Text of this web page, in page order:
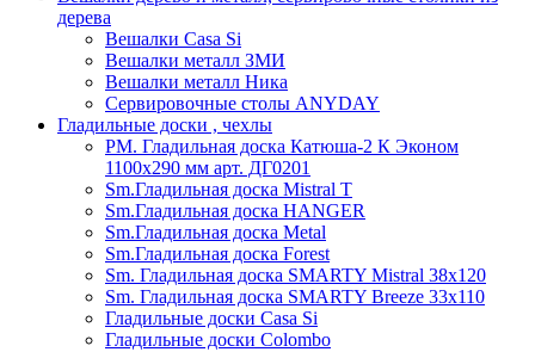
дерева
Вешалки Casa Si
Вешалки металл ЗМИ
Вешалки металл Ника
Сервировочные столы ANYDAY
Гладильные доски , чехлы
PM. Гладильная доска Катюша-2 К Эконом
1100х290 мм арт. ДГ0201
Sm.Гладильная доска Mistral T
Sm.Гладильная доска HANGER
Sm.Гладильная доска Metal
Sm.Гладильная доска Forest
Sm. Гладильная доска SMARTY Mistral 38x120
Sm. Гладильная доска SMARTY Breeze 33х110
Гладильные доски Casa Si
Гладильные доски Colombo